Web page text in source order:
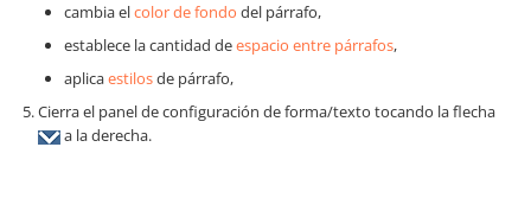
cambia elcolor de fondo del párrafo,
establece la cantidad deespacio entre párrafos,
aplicaestilosde párrafo,
Cierra el panel de configuración de forma/texto tocando la flecha
a la derecha.